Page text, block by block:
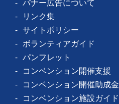
バナー広告について
リンク集
サイトポリシー
ボランティアガイド
パンフレット
コンベンション開催支援
コンベンション開催助成
コンベンション施設ガイド